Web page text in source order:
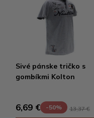
Sivé pánske tričko s
gombíkmi Kolton
6,69 € -50% 13,37 €